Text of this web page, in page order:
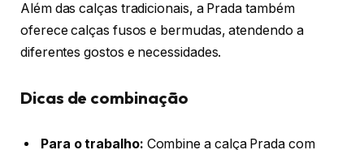
Além das calças tradicionais, a Prada também
oferece calças fusos e bermudas, atendendo a
diferentes gostos e necessidades.
Dicas de combinação
Para o trabalho: Combine a calça Prada com